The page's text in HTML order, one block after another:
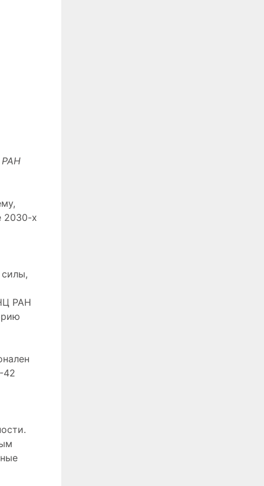
РАН
2030-х
РАН
42